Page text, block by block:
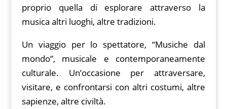
proprio quella di esplorare attraverso la
musica altri luoghi, altre tradizioni.
Un viaggio per lo spettatore, “Musiche dal
mondo”, musicale e contemporaneamente
culturale. Un’occasione per attraversare,
visitare, e confrontarsi con altri costumi, altre
sapienze, altre civiltà.